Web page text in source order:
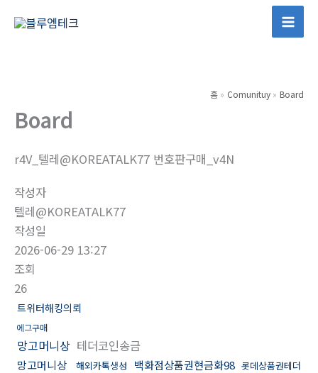
Main
홈 Comunituy Board
Board
r4V_텔레@KOREATALK77 번호판구매_v4N
작성자
텔레@KOREATALK77
작성일
2026-06-29 13:27
조회
26
트위터해킹의뢰
에그구매
망고머니상 테더코인송금
망고머니상 해외카톡생성 백화점상품권현금화98 롯데상품권테더